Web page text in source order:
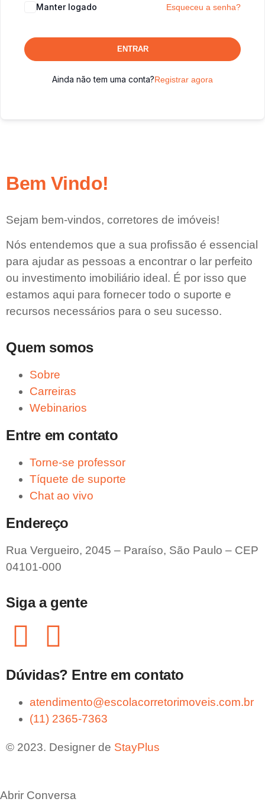
Manter logado Esqueceu a senha?
ENTRAR
Ainda não tem uma conta?Registrar agora
Bem Vindo!
Sejam bem-vindos, corretores de imóveis!
Nós entendemos que a sua profissão é essencial
para ajudar as pessoas a encontrar o lar perfeito
ou investimento imobiliário ideal. É por isso que
estamos aqui para fornecer todo o suporte e
recursos necessários para o seu sucesso.
Quem somos
Sobre
Carreiras
Webinarios
Entre em contato
Torne-se professor
Tíquete de suporte
Chat ao vivo
Endereço
Rua Vergueiro, 2045 – Paraíso, São Paulo – CEP
04101-000
© 2023. Designer de StayPlus
Dúvidas? Entre em contato
atendimento@escolacorretorimoveis.com.br
(11) 2365-7363
Siga a gente
Abrir Conversa